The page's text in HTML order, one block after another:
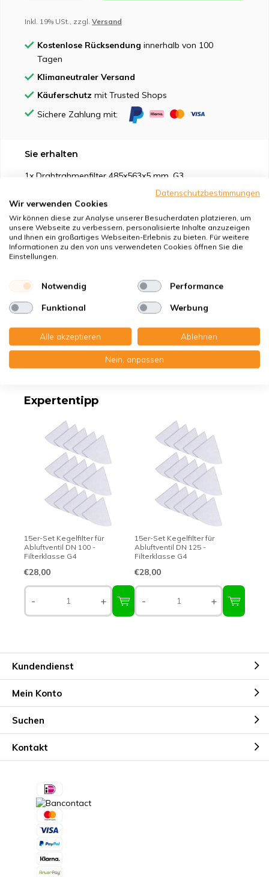
Inkl. 19% USt., zzgl. Versand
Kostenlose Rücksendung innerhalb von 100
Tagen
Klimaneutraler Versand
Käuferschutz mit Trusted Shops
Sichere Zahlung mit:
Sie erhalten
1x Drahtrahmenfilter 485x563x5 mm. G3
Geeignet für
Eigenschaften
Produktbeschreibung
Erstklassige Qualität - Made in Germany
Expertentipp
15er-Set Kegelfilter für
Abluftventil DN 100 -
Filterklasse G4
€28,00
- +
15er-Set Kegelfilter für
Abluftventil DN 125 -
Filterklasse G4
€28,00
- +
Kundendienst
Mein Konto
Suchen
Kontakt
Datenschutzbestimmungen
Wir verwenden Cookies
Wir können diese zur Analyse unserer Besucherdaten platzieren, um
unsere Webseite zu verbessern, personalisierte Inhalte anzuzeigen
und Ihnen ein großartiges Webseiten-Erlebnis zu bieten. Für weitere
Informationen zu den von uns verwendeten Cookies öffnen Sie die
Einstellungen.
Notwendig Performance
Funktional Werbung
Alle akzeptieren Ablehnen
Nein, anpassen